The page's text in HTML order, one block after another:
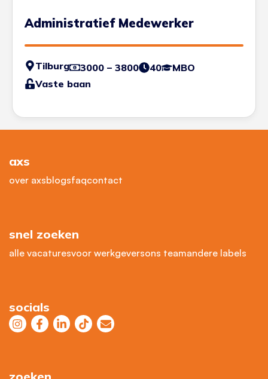
Administratief Medewerker
Tilburg 3000 – 3800 40
MBO
Vaste baan
axs
over axsblogsfaqcontact
snel zoeken
alle vacaturesvoor werkgeversons teamandere labels
socials